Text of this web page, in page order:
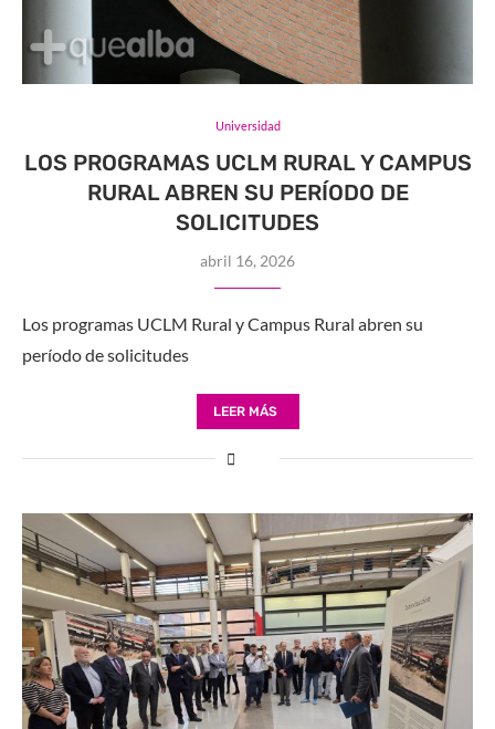
Universidad
LOS PROGRAMAS UCLM RURAL Y CAMPUS
RURAL ABREN SU PERÍODO DE
SOLICITUDES
abril 16, 2026
Los programas UCLM Rural y Campus Rural abren su
período de solicitudes
LEER MÁS